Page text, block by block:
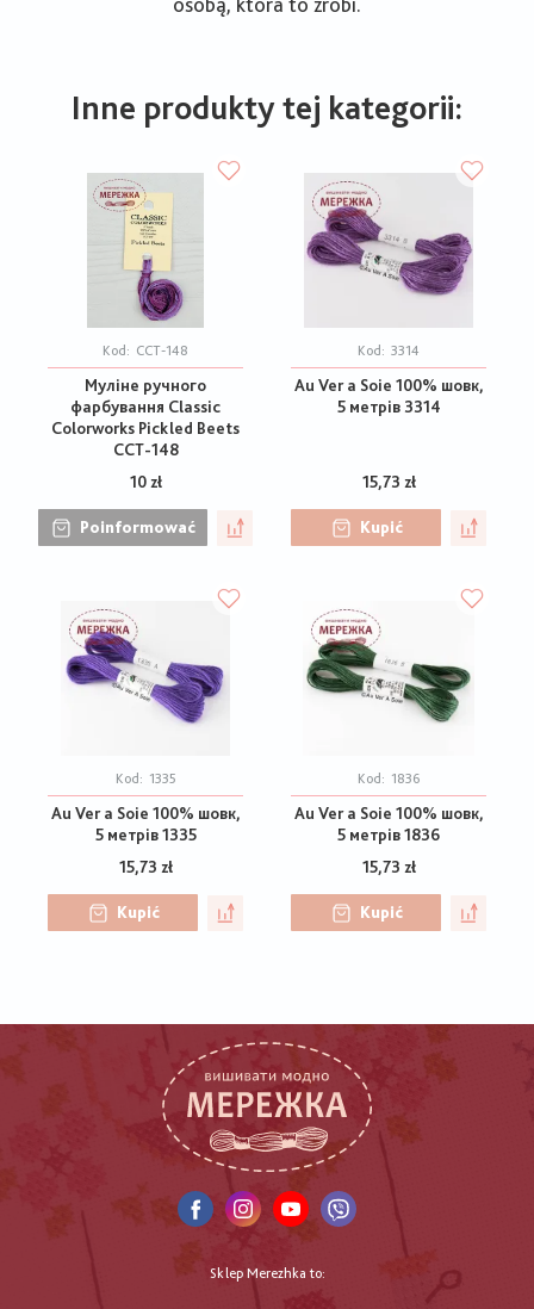
Inne produkty tej kategorii:
Kod: CCT-148
Муліне ручного
фарбування Classic
Colorworks Pickled Beets
CCT-148
10 zł
Poinformować
Kod: 3314
Au Ver a Soie 100% шовк,
5 метрів 3314
15,73 zł
Kupić
Kod: 1335
Au Ver a Soie 100% шовк,
5 метрів 1335
15,73 zł
Kupić
Kod: 1836
Au Ver a Soie 100% шовк,
5 метрів 1836
15,73 zł
Kupić
Sklep Merezhka to: